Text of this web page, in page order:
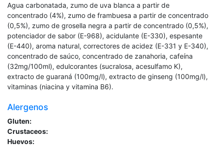
Agua carbonatada, zumo de uva blanca a partir de
concentrado (4%), zumo de frambuesa a partir de concentrado
(0,5%), zumo de grosella negra a partir de concentrado (0,5%),
potenciador de sabor (E-968), acidulante (E-330), espesante
(E-440), aroma natural, correctores de acidez (E-331 y E-340),
concentrado de saúco, concentrado de zanahoria, cafeína
(32mg/100ml), edulcorantes (sucralosa, acesulfamo K),
extracto de guaraná (100mg/l), extracto de ginseng (100mg/l),
vitaminas (niacina y vitamina B6).
Alergenos
Gluten:
Crustaceos:
Huevos: